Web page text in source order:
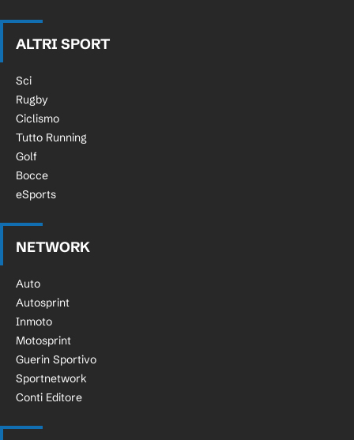
ALTRI SPORT
Sci
Rugby
Ciclismo
Tutto Running
Golf
Bocce
eSports
NETWORK
Auto
Autosprint
Inmoto
Motosprint
Guerin Sportivo
Sportnetwork
Conti Editore